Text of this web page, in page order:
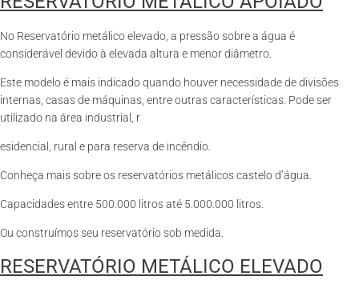
No Reservatório metálico elevado, a pressão sobre a água é
considerável devido à elevada altura e menor diâmetro.
Este modelo é mais indicado quando houver necessidade de divisões
internas, casas de máquinas, entre outras características. Pode ser
utilizado na área industrial, r
esidencial, rural e para reserva de incêndio.
Conheça mais sobre os reservatórios metálicos castelo d’água.
Capacidades entre 500.000 litros até 5.000.000 litros.
Ou construímos seu reservatório sob medida.
RESERVATÓRIO METÁLICO ELEVADO